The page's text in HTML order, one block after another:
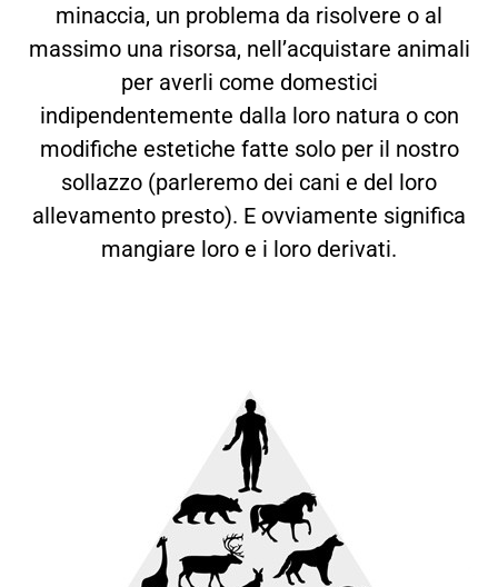
minaccia, un problema da risolvere o al
massimo una risorsa, nell’acquistare animali
per averli come domestici
indipendentemente dalla loro natura o con
modifiche estetiche fatte solo per il nostro
sollazzo (parleremo dei cani e del loro
allevamento presto). E ovviamente significa
mangiare loro e i loro derivati.